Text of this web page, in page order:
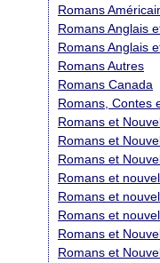
Romans
Romans Anglais
Romans Anglais
Romans Autres
Romans Canada
Romans, Contes
Romans et
Romans et
Romans et
Romans et
Romans et
Romans et
Romans et
Romans et